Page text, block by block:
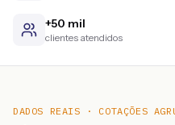
+50 mil
clientes atendidos
DADOS REAIS · COTAÇÕES